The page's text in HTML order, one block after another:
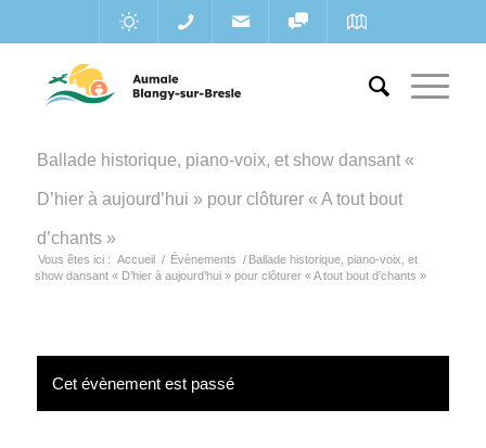
Ballade historique, piano-voix, et show dansant «
D’hier à aujourd’hui » pour clôturer « A tout bout
d’chants »
Vous êtes ici : Accueil / Évènements / Ballade historique, piano-voix, et
show dansant « D’hier à aujourd’hui » pour clôturer « A tout bout d’chants »
Cet évènement est passé